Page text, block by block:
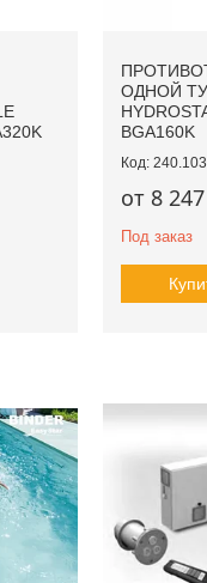
ОДНОЙ
BGA160K
от 8
Под заказ